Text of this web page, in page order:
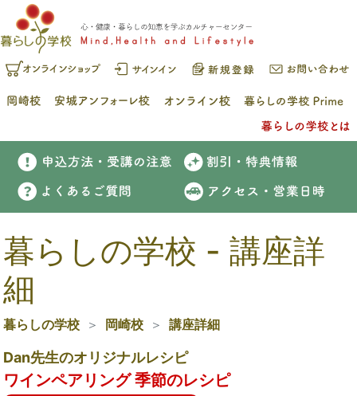
暮らしの学校 - 講座詳
細
暮らしの学校 岡崎校 講座詳細
Dan先生のオリジナルレシピ
ワインペアリング 季節のレシピ